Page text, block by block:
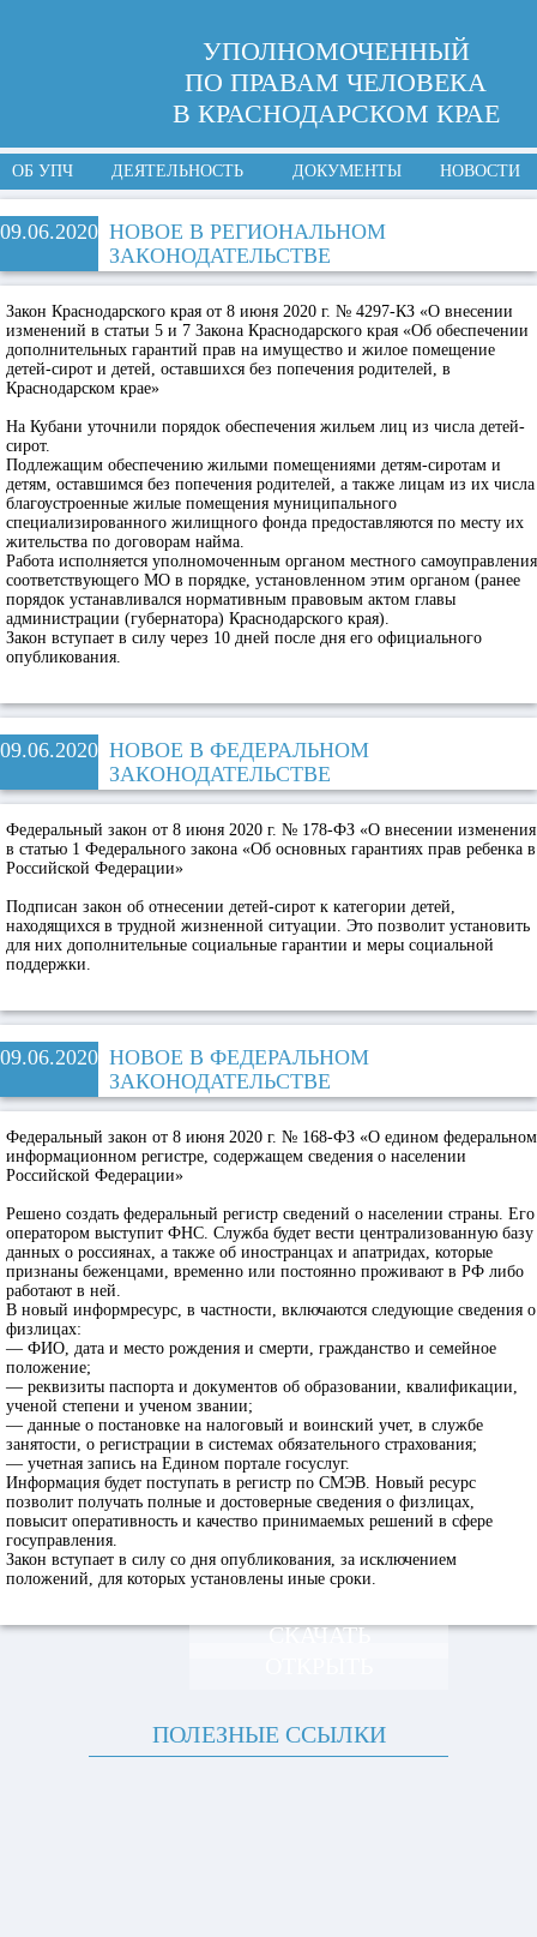
УПОЛНОМОЧЕННЫЙ
ПО ПРАВАМ ЧЕЛОВЕКА
В КРАСНОДАРСКОМ КРАЕ
ОБ УПЧ ДЕЯТЕЛЬНОСТЬ ДОКУМЕНТЫ НОВОСТИ
09.06.2020 НОВОЕ В РЕГИОНАЛЬНОМ
ЗАКОНОДАТЕЛЬСТВЕ
Закон Краснодарского края от 8 июня 2020 г. № 4297-КЗ «О внесении
изменений в статьи 5 и 7 Закона Краснодарского края «Об обеспечении
дополнительных гарантий прав на имущество и жилое помещение
детей-сирот и детей, оставшихся без попечения родителей, в
Краснодарском крае»
На Кубани уточнили порядок обеспечения жильем лиц из числа детей-
сирот.
Подлежащим обеспечению жилыми помещениями детям-сиротам и
детям, оставшимся без попечения родителей, а также лицам из их числа
благоустроенные жилые помещения муниципального
специализированного жилищного фонда предоставляются по месту их
жительства по договорам найма.
Работа исполняется уполномоченным органом местного самоуправления
соответствующего МО в порядке, установленном этим органом (ранее
порядок устанавливался нормативным правовым актом главы
администрации (губернатора) Краснодарского края).
Закон вступает в силу через 10 дней после дня его официального
опубликования.
09.06.2020 НОВОЕ В ФЕДЕРАЛЬНОМ
ЗАКОНОДАТЕЛЬСТВЕ
Федеральный закон от 8 июня 2020 г. № 178-ФЗ «О внесении изменения
в статью 1 Федерального закона «Об основных гарантиях прав ребенка в
Российской Федерации»
Подписан закон об отнесении детей-сирот к категории детей,
находящихся в трудной жизненной ситуации. Это позволит установить
для них дополнительные социальные гарантии и меры социальной
поддержки.
09.06.2020 НОВОЕ В ФЕДЕРАЛЬНОМ
ЗАКОНОДАТЕЛЬСТВЕ
Федеральный закон от 8 июня 2020 г. № 168-ФЗ «О едином федеральном
информационном регистре, содержащем сведения о населении
Российской Федерации»
Решено создать федеральный регистр сведений о населении страны. Его
оператором выступит ФНС. Служба будет вести централизованную базу
данных о россиянах, а также об иностранцах и апатридах, которые
признаны беженцами, временно или постоянно проживают в РФ либо
работают в ней.
В новый информресурс, в частности, включаются следующие сведения о
физлицах:
— ФИО, дата и место рождения и смерти, гражданство и семейное
положение;
— реквизиты паспорта и документов об образовании, квалификации,
ученой степени и ученом звании;
— данные о постановке на налоговый и воинский учет, в службе
занятости, о регистрации в системах обязательного страхования;
— учетная запись на Едином портале госуслуг.
Информация будет поступать в регистр по СМЭВ. Новый ресурс
позволит получать полные и достоверные сведения о физлицах,
повысит оперативность и качество принимаемых решений в сфере
госуправления.
Закон вступает в силу со дня опубликования, за исключением
положений, для которых установлены иные сроки.
СКАЧАТЬ
ПОЛЕЗНЫЕ ССЫЛКИ